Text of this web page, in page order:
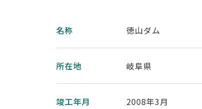
名称 徳山ダム
所在地 岐阜県
竣工年月 2008年3月